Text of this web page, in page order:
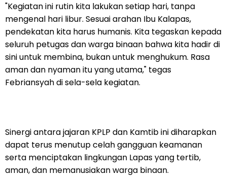
"Kegiatan ini rutin kita lakukan setiap hari, tanpa
mengenal hari libur. Sesuai arahan Ibu Kalapas,
pendekatan kita harus humanis. Kita tegaskan kepada
seluruh petugas dan warga binaan bahwa kita hadir di
sini untuk membina, bukan untuk menghukum. Rasa
aman dan nyaman itu yang utama," tegas
Febriansyah di sela-sela kegiatan.
Sinergi antara jajaran KPLP dan Kamtib ini diharapkan
dapat terus menutup celah gangguan keamanan
serta menciptakan lingkungan Lapas yang tertib,
aman, dan memanusiakan warga binaan.